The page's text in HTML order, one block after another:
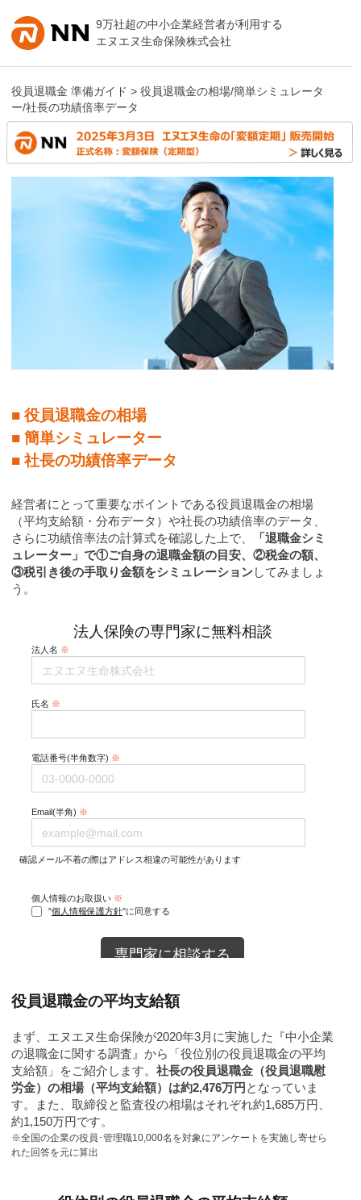
9万社超の中小企業経営者が利用する
エヌエヌ生命保険株式会社
役員退職金 準備ガイド > 役員退職金の相場/簡単シミュレータ
ー/社長の功績倍率データ
■ 役員退職金の相場
■ 簡単シミュレーター
■ 社長の功績倍率データ
経営者にとって重要なポイントである役員退職金の相場
（平均支給額・分布データ）や社長の功績倍率のデータ、
さらに功績倍率法の計算式を確認した上で、
「退職金シミ
ュレーター」で①ご自身の退職金額の目安、②税金の額、
③税引き後の手取り金額をシミュレーションしてみましょ
う。
法人保険の専門家に無料相談
役員退職金の平均支給額
まず、エヌエヌ生命保険が2020年3月に実施した『中小企業
の退職金に関する調査』から「役位別の役員退職金の平均
支給額」をご紹介します。 社長の役員退職金（役員退職慰
労金）の相場（平均支給額）は約2,476万円 となっていま
す。また、取締役と監査役の相場はそれぞれ約1,685万円、
約1,150万円です。
※全国の企業の役員･管理職10,000名を対象にアンケートを実施し寄せら
れた回答を元に算出